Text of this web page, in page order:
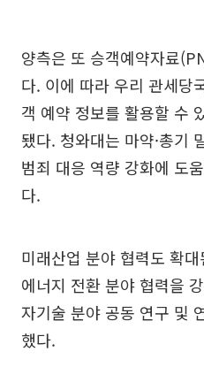
양측은 또 승객예약자료
다. 이에 따라 우리 관세당
객 예약 정보를 활용할 수
됐다. 청와대는 마약·총기
범죄 대응 역량 강화에 도
다.
미래산업 분야 협력도 확
에너지 전환 분야 협력을
자기술 분야 공동 연구 및
했다.